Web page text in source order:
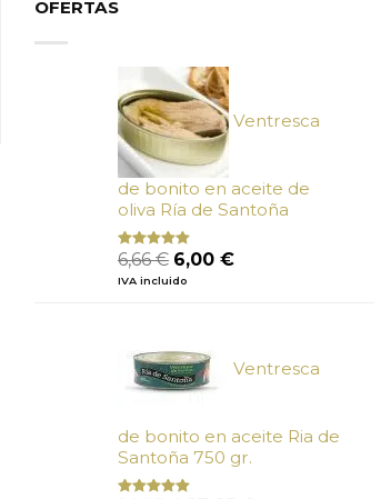
OFERTAS
Ventresca
de bonito en aceite de
oliva Ría de Santoña
Valorado
con
de 5
6,66€ El
precio
6,00 €El
IVA incluido
Ventresca
de bonito en aceite Ria de
Santoña 750 gr.